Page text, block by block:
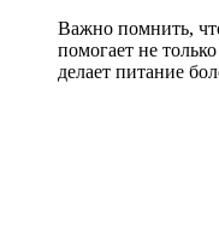
Важно помнить,
помогает не
делает питание